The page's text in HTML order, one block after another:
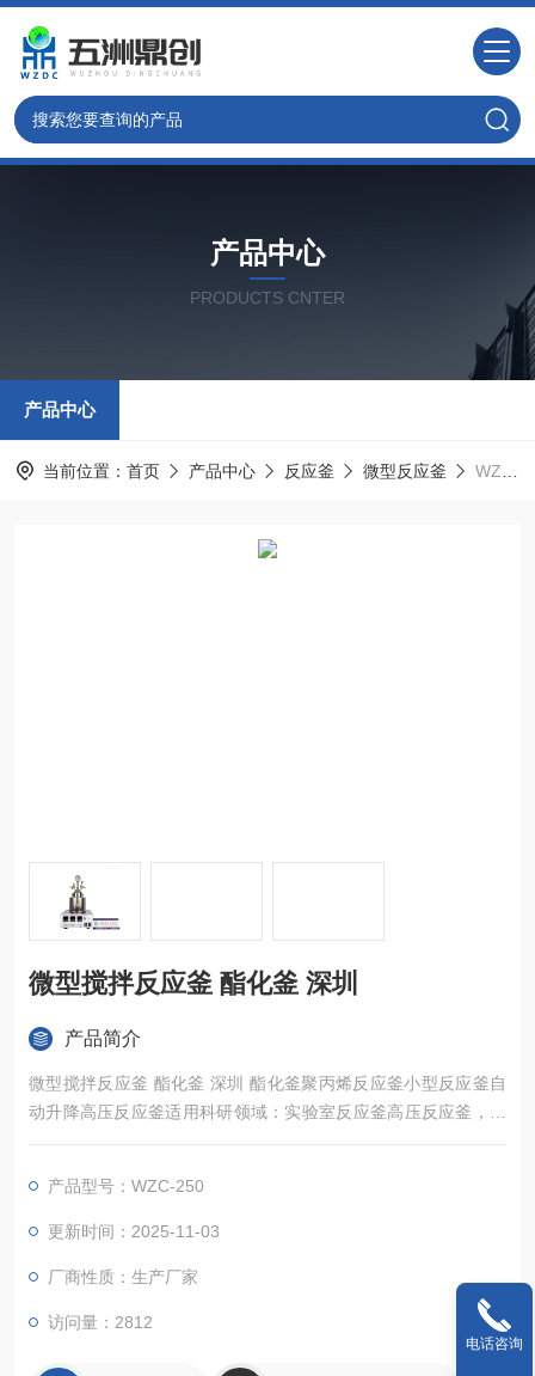
产品中心
PRODUCTS CNTER
产品中心
当前位置： 首页 产品中心 反应釜 微型反应釜 WZC-250微型搅拌反应釜 酯化釜 深圳
微型搅拌反应釜 酯化釜 深圳
产品简介
微型搅拌反应釜 酯化釜 深圳 酯化釜聚丙烯反应釜小型反应釜自
动升降高压反应釜适用科研领域：实验室反应釜高压反应釜，加
氢反应釜，催化反应釜，合成工艺，药物合成，高压聚合釜，纳
界反应釜，水热反应釜，高分子合成催化反应釜等等实验室反应
釜....微小型反应釜自动升降高压反应釜
产品型号：WZC-250
更新时间：2025-11-03
厂商性质：生产厂家
访问量：2812
电话咨询